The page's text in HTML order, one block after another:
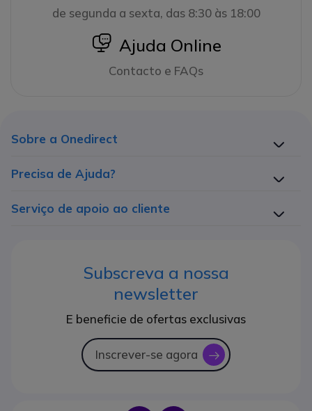
de segunda a sexta, das 8:30 às 18:00
icon
Ajuda Online
Contacto e FAQs
Sobre a Onedirect
Precisa de Ajuda?
Serviço de apoio ao cliente
Subscreva a nossa
newsletter
E beneficie de ofertas exclusivas
Inscrever-se agora icon